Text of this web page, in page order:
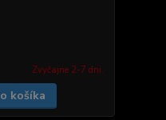
Zvyčajne 2-7 dni.
košíka